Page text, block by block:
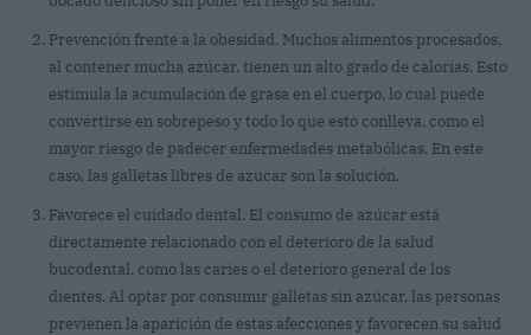
Prevención frente a la obesidad. Muchos alimentos procesados,
al contener mucha azúcar, tienen un alto grado de calorías. Esto
estimula la acumulación de grasa en el cuerpo, lo cual puede
convertirse en sobrepeso y todo lo que esto conlleva, como el
mayor riesgo de padecer enfermedades metabólicas. En este
caso, las galletas libres de azúcar son la solución.
Favorece el cuidado dental. El consumo de azúcar está
directamente relacionado con el deterioro de la salud
bucodental, como las caries o el deterioro general de los
dientes. Al optar por consumir galletas sin azúcar, las personas
previenen la aparición de estas afecciones y favorecen su salud